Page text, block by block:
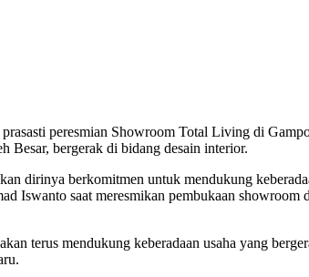
peresmian Showroom Total Living di
Besar, bergerak di bidang desain interior.
dirinya berkomitmen untuk mendukung
Iswanto saat meresmikan pembukaan
terus mendukung keberadaan usaha yang